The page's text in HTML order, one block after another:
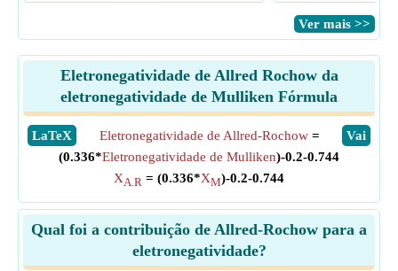
​Ver mais >>
Eletronegatividade de Allred Rochow da
eletronegatividade de Mulliken Fórmula
​LaTeX ​Vai
Eletronegatividade de Allred-Rochow=
(0.336*Eletronegatividade de Mulliken)-0.2-0.744
XA.R = (0.336*XM)-0.2-0.744
Qual foi a contribuição de Allred-Rochow para a
eletronegatividade?